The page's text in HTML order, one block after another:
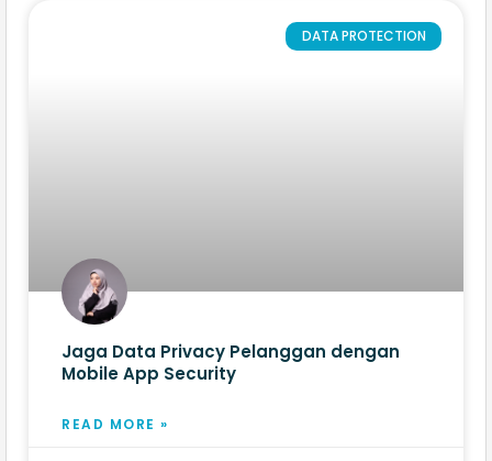
DATA PROTECTION
Jaga Data Privacy Pelanggan dengan
Mobile App Security
READ MORE »